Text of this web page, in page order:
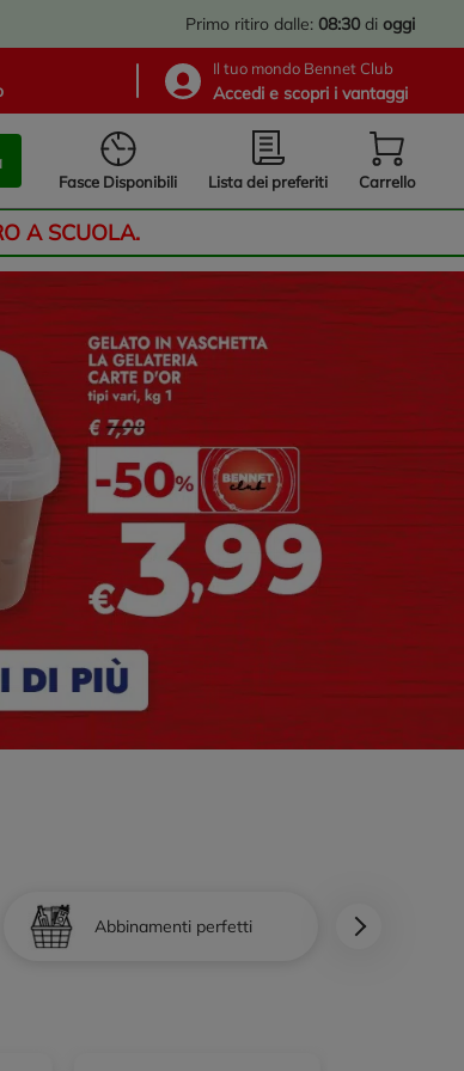
Primo ritiro dalle: 08:30 di oggi
Il tuo mondo Bennet Club
Accedi e scopri i vantaggi
Fasce Disponibili Lista dei preferiti Carrello
A SCUOLA.
Abbinamenti perfetti